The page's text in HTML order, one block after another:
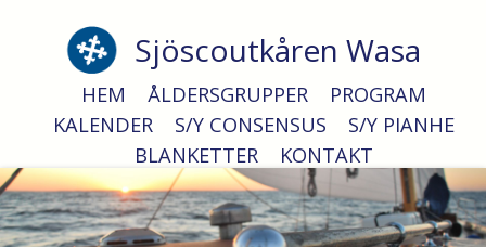
Sjöscoutkåren Wasa
Fyrvaktare
HEM ÅLDERSGRUPPER
PROGRAM
KALENDER
S/Y CONSENSUS
S/Y PIANHE
BLANKETTER
KONTAKT